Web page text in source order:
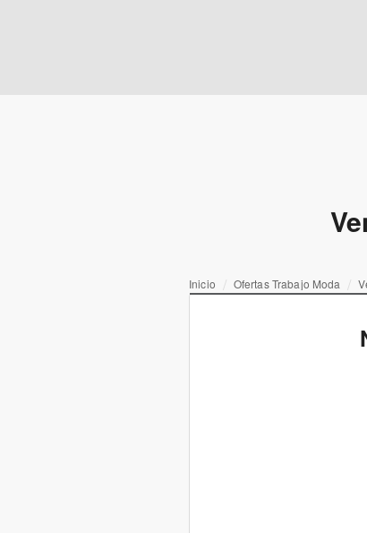
Inicio Ofertas Trabajo Moda